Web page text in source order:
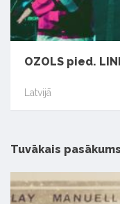
OZOLS pied.
Latvijā
Tuvākais pasākums